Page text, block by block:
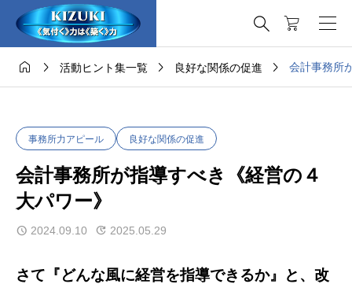

  活動ヒント集一覧  良好な関係の促進  会計事務所
事務所力アピール 良好な関係の促進
会計事務所が指導すべき《経営の４
大パワー》
2024.09.10 2025.05.29
さて『どんな風に経営を指導できるか』と、改